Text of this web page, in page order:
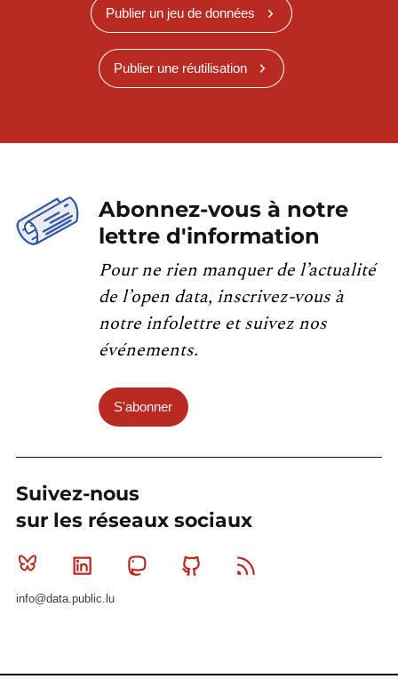
Publier un jeu de données
Publier une réutilisation
Abonnez-vous à notre
lettre d'information
Pour ne rien manquer de l’actualité
de l’open data, inscrivez-vous à
notre infolettre et suivez nos
événements.
S'abonner
Suivez-nous
sur les réseaux sociaux
Bluesky Linkedin MastodonGithub
info@data.public.lu